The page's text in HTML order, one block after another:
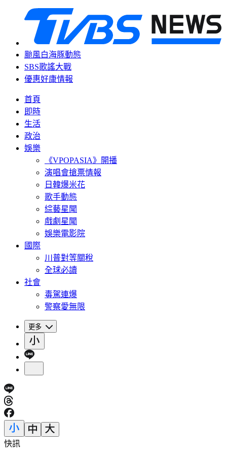
颱風白海豚動態
SBS歌謠大戰
優惠好康情報
首頁
即時
生活
政治
娛樂
《VPOPASIA》開播
演唱會搶票情報
日韓爆米花
歌手動態
綜藝星聞
戲劇星聞
娛樂電影院
國際
川普對等關稅
全球必讀
社會
毒駕連爆
警察愛無限
更多
快訊